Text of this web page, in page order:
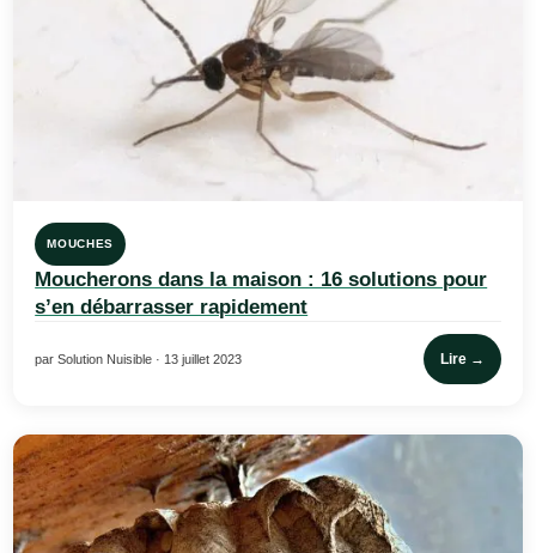
MOUCHES
Moucherons dans la maison : 16 solutions pour
s’en débarrasser rapidement
par Solution Nuisible · 13 juillet 2023 Lire →